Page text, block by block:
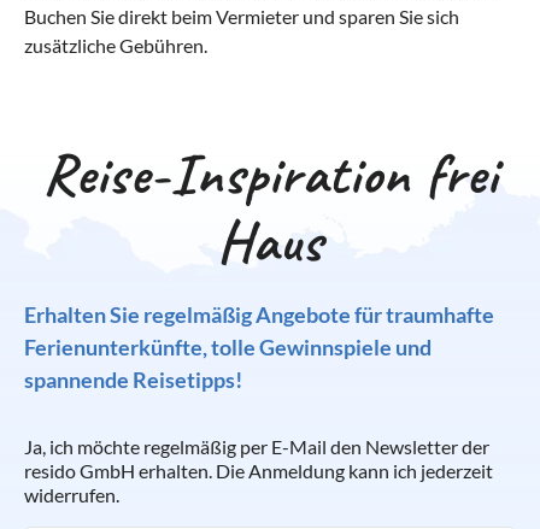
Buchen Sie direkt beim Vermieter und sparen Sie sich
zusätzliche Gebühren.
Reise-Inspiration frei
Haus
Erhalten Sie regelmäßig Angebote für traumhafte
Ferienunterkünfte, tolle Gewinnspiele und
spannende Reisetipps!
Ja, ich möchte regelmäßig per E-Mail den Newsletter der
resido GmbH erhalten. Die Anmeldung kann ich jederzeit
widerrufen.